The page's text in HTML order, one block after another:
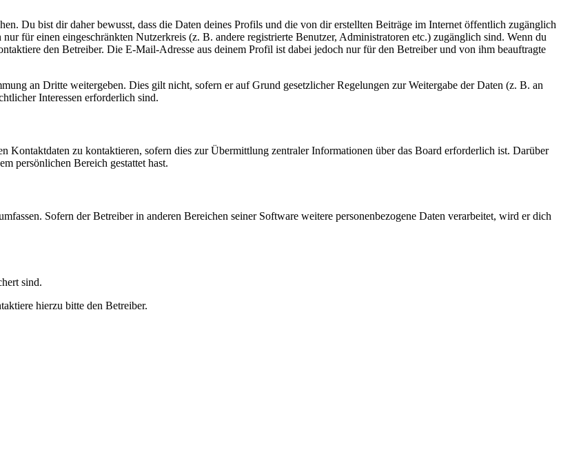
Du bist dir daher bewusst, dass die Daten deines Profils und die von dir erstellten Beiträge im Internet öffentlich zugänglich
für einen eingeschränkten Nutzerkreis (z. B. andere registrierte Benutzer, Administratoren etc.) zugänglich sind. Wenn du
den Betreiber. Die E-Mail-Adresse aus deinem Profil ist dabei jedoch nur für den Betreiber und von ihm beauftragte
an Dritte weitergeben. Dies gilt nicht, sofern er auf Grund gesetzlicher Regelungen zur Weitergabe der Daten (z. B. an
Interessen erforderlich sind.
Kontaktdaten zu kontaktieren, sofern dies zur Übermittlung zentraler Informationen über das Board erforderlich ist. Darüber
persönlichen Bereich gestattet hast.
Sofern der Betreiber in anderen Bereichen seiner Software weitere personenbezogene Daten verarbeitet, wird er dich
sind.
hierzu bitte den Betreiber.